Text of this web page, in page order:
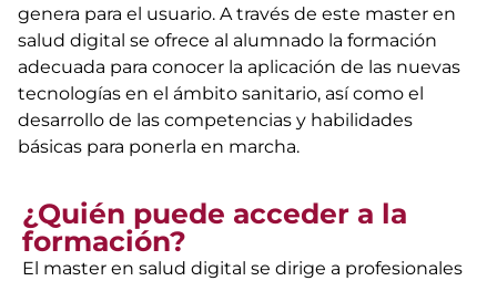
genera para el usuario. A través de este master en
salud digital se ofrece al alumnado la formación
adecuada para conocer la aplicación de las nuevas
tecnologías en el ámbito sanitario, así como el
desarrollo de las competencias y habilidades
básicas para ponerla en marcha.
¿Quién puede acceder a la
formación?
El master en salud digital se dirige a profesionales